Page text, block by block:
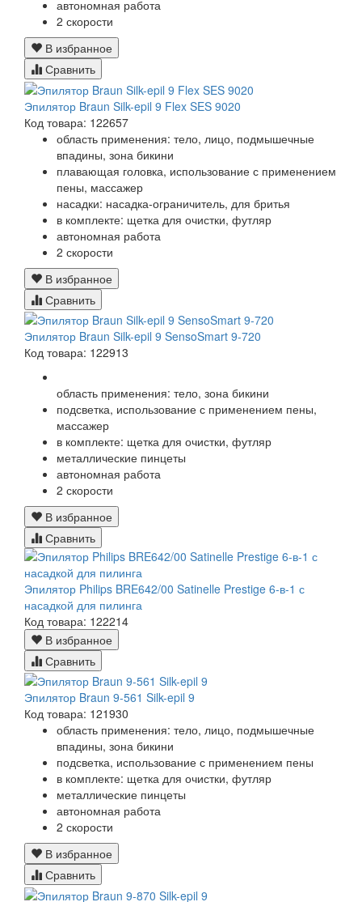
автономная работа
2 скорости
В избранное
Сравнить
Эпилятор Braun Silk-epil 9 Flex SES 9020
Код товара: 122657
область применения: тело, лицо, подмышечные
впадины, зона бикини
плавающая головка, использование с применением
пены, массажер
насадки: насадка-ограничитель, для бритья
в комплекте: щетка для очистки, футляр
автономная работа
2 скорости
В избранное
Сравнить
Эпилятор Braun Silk-epil 9 SensoSmart 9-720
Код товара: 122913
область применения: тело, зона бикини
подсветка, использование с применением пены,
массажер
в комплекте: щетка для очистки, футляр
металлические пинцеты
автономная работа
2 скорости
В избранное
Сравнить
Эпилятор Philips BRE642/00 Satinelle Prestige 6-в-1 с
насадкой для пилинга
Код товара: 122214
В избранное
Сравнить
Эпилятор Braun 9-561 Silk-epil 9
Код товара: 121930
область применения: тело, лицо, подмышечные
впадины, зона бикини
подсветка, использование с применением пены
в комплекте: щетка для очистки, футляр
металлические пинцеты
автономная работа
2 скорости
В избранное
Сравнить